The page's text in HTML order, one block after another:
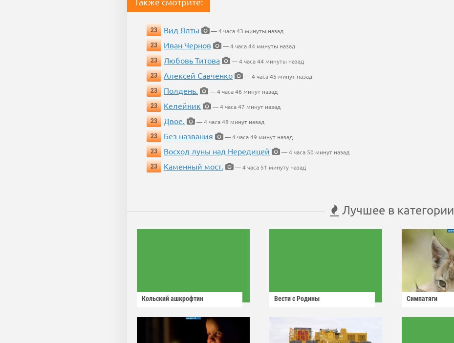
23 Вид Ялты
— 4 часа 43 минуты назад
23
Иван Чернов
— 4 часа 44 минуты назад
23
Любовь Титова
— 4 часа 44 минуты назад
23
Алексей Савченко
— 4 часа 45 минут назад
23
Полдень.
— 4 часа 46 минут назад
23
Келейник
— 4 часа 47 минут назад
23
Двое.
— 4 часа 48 минут назад
23
Без названия
— 4 часа 49 минут назад
23
Восход луны над Нередицей
— 4 часа 50 минут назад
23
Каменный мост. — 4 часа 51 минуту назад
Лучшее в категории
Кольский ашкрофтин Вести с Родины Симпатяги